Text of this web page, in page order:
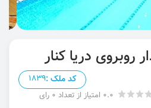
روبروی دریا کنار
کد ملک :1839
0.0 امتیاز از تعداد 0 رای